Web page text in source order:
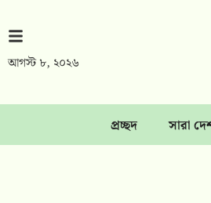
আগস্ট ৮, ২০২৬
প্রচ্ছদ সারা